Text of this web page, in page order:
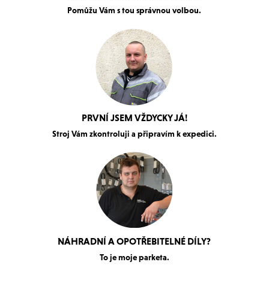
Pomůžu Vám s tou správnou volbou.
PRVNÍ JSEM VŽDYCKY JÁ!
Stroj Vám zkontroluji a připravím k expedici.
NÁHRADNÍ A OPOTŘEBITELNÉ DÍLY?
To je moje parketa.